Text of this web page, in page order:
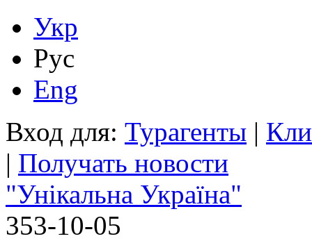
Укр
Рус
Eng
Вход для: Турагенты |
| Получать новости
"Унікальна Україна"
353-10-05